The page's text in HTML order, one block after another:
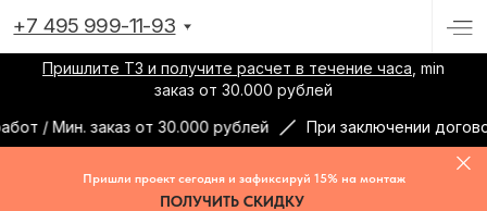
Пришлите ТЗ и получите расчет в течение часа , min
заказ от 30.000 рублей
заказ от 30.000 рублей
При заключении договора в
+7 495 999-11-93
Пришли проект сегодня и зафиксируй 15% на монтаж
ПОЛУЧИТЬ СКИДКУ